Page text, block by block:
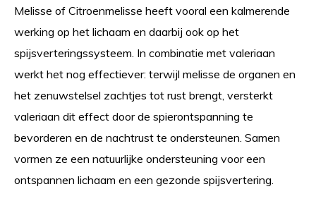
Melisse of Citroenmelisse heeft vooral een kalmerende
werking op het lichaam en daarbij ook op het
spijsverteringssysteem. In combinatie met valeriaan
werkt het nog effectiever: terwijl melisse de organen en
het zenuwstelsel zachtjes tot rust brengt, versterkt
valeriaan dit effect door de spierontspanning te
bevorderen en de nachtrust te ondersteunen. Samen
vormen ze een natuurlijke ondersteuning voor een
ontspannen lichaam en een gezonde spijsvertering.